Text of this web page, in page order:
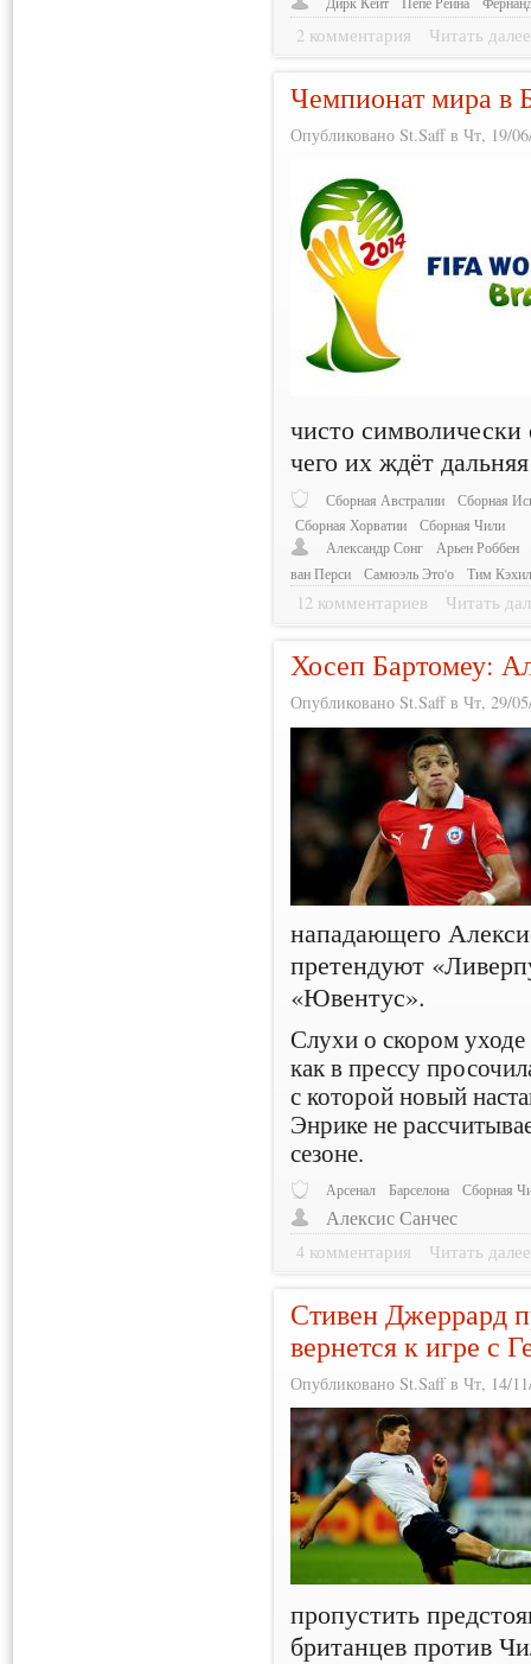
2 комментария Читать далее
Чемпионат мира в
Опубликовано St.Saff в Чт, 19/
чисто
чего их ждёт
Сборная Австралии
Сборная
Сборная Хорватии
Сборная Чили
Александр Сонг
Арьен Роббен
ван Перси
Самюэль Это'о Тим
12 комментариев Читать
Хосеп Бартомеу:
Опубликовано St.Saff в Чт, 29/
нападающего
претендуют
«Ювентус».
Слухи о скором уходе
как в прессу
с которой новый
Энрике не
сезоне.
Арсенал Барселона Сборная
Алексис Санчес
4 комментария Читать далее
Стивен Джеррард
вернется к игре с
Опубликовано St.Saff в Чт, 14/
пропустить
британцев против